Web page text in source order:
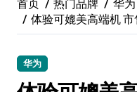
首页 热门品牌 华为
体验可媲美高端机
华为